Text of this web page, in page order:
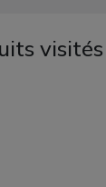
visités